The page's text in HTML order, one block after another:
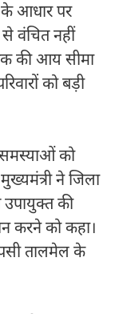
आधार पर
वंचित नहीं
की आय सीमा
को बड़ी
को
ने जिला
की
करने को कहा।
तालमेल के